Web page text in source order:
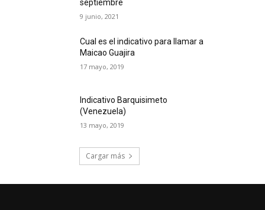
septiembre
9 junio, 2021
Cual es el indicativo para llamar a
Maicao Guajira
17 mayo, 2019
Indicativo Barquisimeto
(Venezuela)
13 mayo, 2019
Cargar más